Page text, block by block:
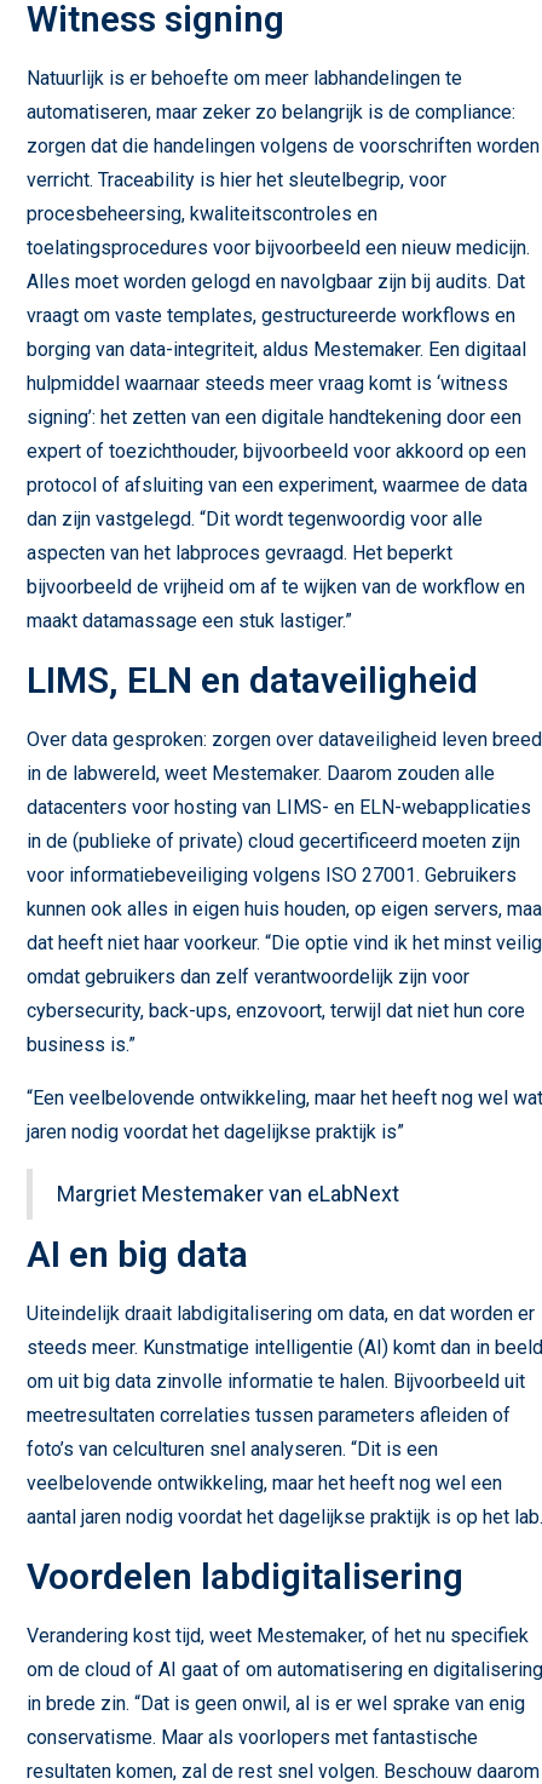
Witness signing
Natuurlijk is er behoefte om meer labhandelingen te
automatiseren, maar zeker zo belangrijk is de compliance:
zorgen dat die handelingen volgens de voorschriften worden
verricht. Traceability is hier het sleutelbegrip, voor
procesbeheersing, kwaliteitscontroles en
toelatingsprocedures voor bijvoorbeeld een nieuw medicijn.
Alles moet worden gelogd en navolgbaar zijn bij audits. Dat
vraagt om vaste templates, gestructureerde workflows en
borging van data-integriteit, aldus Mestemaker. Een digitaal
hulpmiddel waarnaar steeds meer vraag komt is ‘witness
signing’: het zetten van een digitale handtekening door een
expert of toezichthouder, bijvoorbeeld voor akkoord op een
protocol of afsluiting van een experiment, waarmee de data
dan zijn vastgelegd. “Dit wordt tegenwoordig voor alle
aspecten van het labproces gevraagd. Het beperkt
bijvoorbeeld de vrijheid om af te wijken van de workflow en
maakt datamassage een stuk lastiger.”
LIMS, ELN en dataveiligheid
Over data gesproken: zorgen over dataveiligheid leven breed
in de labwereld, weet Mestemaker. Daarom zouden alle
datacenters voor hosting van LIMS- en ELN-webapplicaties
in de (publieke of private) cloud gecertificeerd moeten zijn
voor informatiebeveiliging volgens ISO 27001. Gebruikers
kunnen ook alles in eigen huis houden, op eigen servers,
dat heeft niet haar voorkeur. “Die optie vind ik het minst
omdat gebruikers dan zelf verantwoordelijk zijn voor
cybersecurity, back-ups, enzovoort, terwijl dat niet hun core
business is.”
“Een veelbelovende ontwikkeling, maar het heeft nog wel
jaren nodig voordat het dagelijkse praktijk is”
Margriet Mestemaker van eLabNext
AI en big data
Uiteindelijk draait labdigitalisering om data, en dat worden er
steeds meer. Kunstmatige intelligentie (AI) komt dan in
om uit big data zinvolle informatie te halen. Bijvoorbeeld uit
meetresultaten correlaties tussen parameters afleiden of
foto’s van celculturen snel analyseren. “Dit is een
veelbelovende ontwikkeling, maar het heeft nog wel een
aantal jaren nodig voordat het dagelijkse praktijk is op het
Voordelen labdigitalisering
Verandering kost tijd, weet Mestemaker, of het nu specifiek
om de cloud of AI gaat of om automatisering en
in brede zin. “Dat is geen onwil, al is er wel sprake van enig
conservatisme. Maar als voorlopers met fantastische
resultaten komen, zal de rest snel volgen. Beschouw daarom